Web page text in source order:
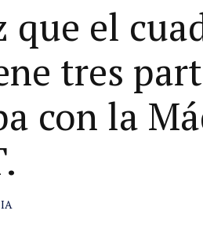
que el
tres
con la
IA